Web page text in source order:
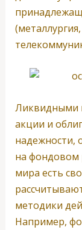
Ликвидными
акции и
надежности,
на фондовом
мира есть
методики
Например,